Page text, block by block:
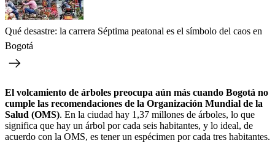
Qué desastre: la carrera Séptima peatonal es el símbolo del caos en
Bogotá
El volcamiento de árboles preocupa aún más cuando Bogotá no
cumple las recomendaciones de la Organización Mundial de la
Salud (OMS). En la ciudad hay 1,37 millones de árboles, lo que
significa que hay un árbol por cada seis habitantes, y lo ideal, de
acuerdo con la OMS, es tener un espécimen por cada tres habitantes.